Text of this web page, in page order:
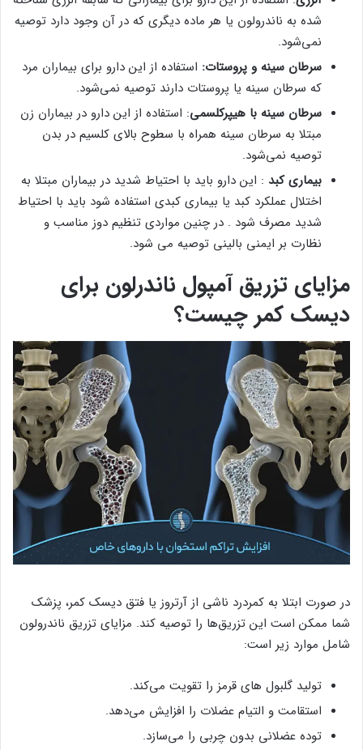
شده به ناندرولون یا هر ماده دیگری که در آن وجود دارد توصیه
نمی‌شود.
سرطان سینه و پروستات: استفاده از این دارو برای بیماران مرد
که سرطان سینه یا پروستات دارند توصیه نمی‌شود.
سرطان سینه با هیپرکلسمی: استفاده از این دارو در بیماران زن
مبتلا به سرطان سینه همراه با سطوح بالای کلسیم در بدن
توصیه نمی‌شود.
بیماری کبد : این دارو باید با احتیاط شدید در بیماران مبتلا به
اختلال عملکرد کبد یا بیماری کبدی استفاده شود باید با احتیاط
شدید مصرف شود . در چنین مواردی تنظیم دوز مناسب و
نظارت بر ایمنی بالینی توصیه می شود.
مزایای تزریق آمپول ناندرلون برای
دیسک کمر چیست؟
در صورت ابتلا به کمردرد ناشی از آرتروز یا فتق دیسک کمر، پزشک
شما ممکن است این تزریق‌ها را توصیه کند. مزایای تزریق ناندرولون
شامل موارد زیر است:
تولید گلبول های قرمز را تقویت می‌کند.
استقامت و التیام عضلات را افزایش می‌دهد.
توده عضلانی بدون چربی را می‌سازد.